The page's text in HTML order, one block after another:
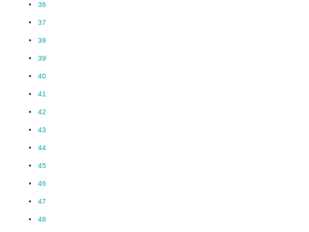
36
37
38
39
40
41
42
43
44
45
46
47
48